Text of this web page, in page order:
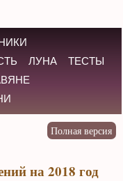
ЛУНА
ТЕСТЫ
на 2018 год